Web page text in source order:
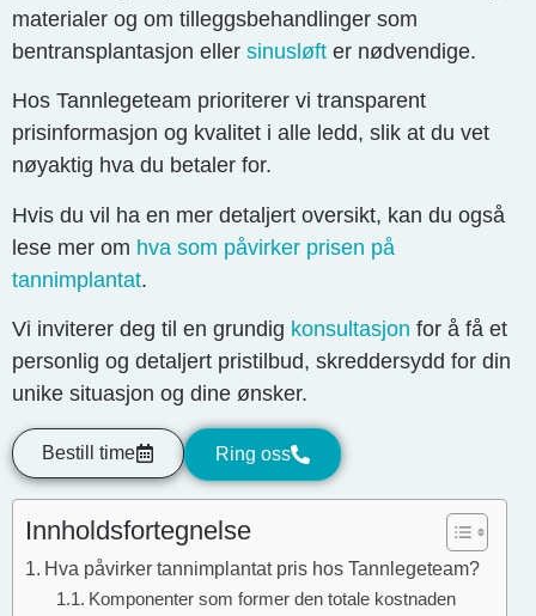
materialer og om tilleggsbehandlinger som
bentransplantasjon eller sinusløft er nødvendige.
Hos Tannlegeteam prioriterer vi transparent
prisinformasjon og kvalitet i alle ledd, slik at du vet
nøyaktig hva du betaler for.
Hvis du vil ha en mer detaljert oversikt, kan du også
lese mer om hva som påvirker prisen på
tannimplantat.
Vi inviterer deg til en grundig konsultasjon for å få et
personlig og detaljert pristilbud, skreddersydd for din
unike situasjon og dine ønsker.
Bestill time Ring oss
Innholdsfortegnelse
Hva påvirker tannimplantat pris hos Tannlegeteam?
Komponenter som former den totale kostnaden